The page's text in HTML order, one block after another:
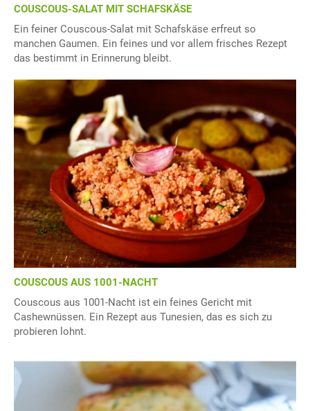
COUSCOUS-SALAT MIT SCHAFSKÄSE
Ein feiner Couscous-Salat mit Schafskäse erfreut so
manchen Gaumen. Ein feines und vor allem frisches Rezept
das bestimmt in Erinnerung bleibt.
COUSCOUS AUS 1001-NACHT
Couscous aus 1001-Nacht ist ein feines Gericht mit
Cashewnüssen. Ein Rezept aus Tunesien, das es sich zu
probieren lohnt.